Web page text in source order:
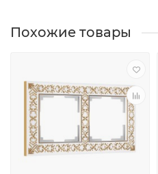
Похожие товары